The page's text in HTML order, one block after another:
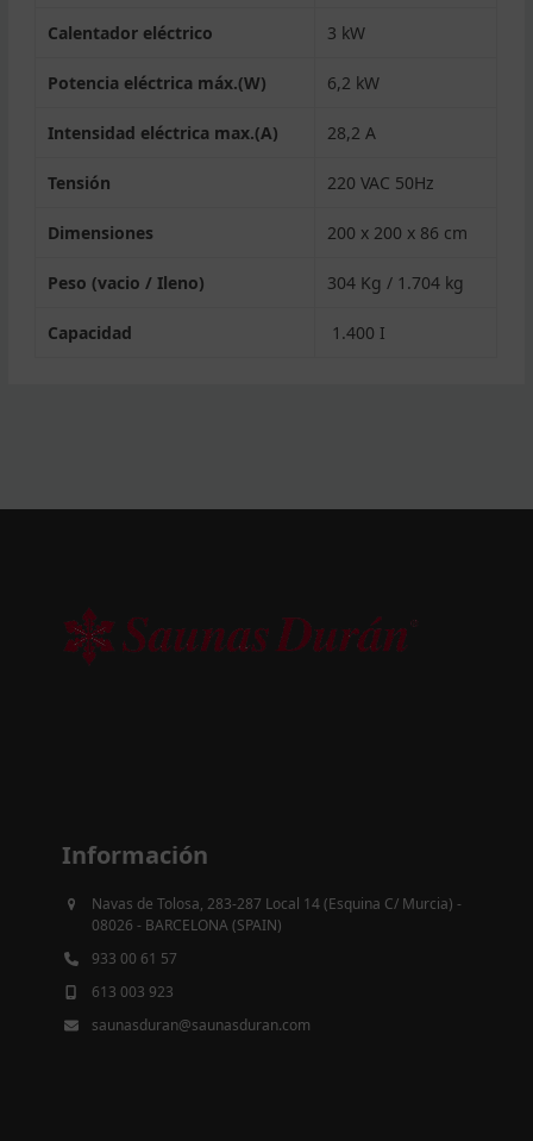
Calentador eléctrico 3 kW
Potencia eléctrica máx.(W) 6,2 kW
Intensidad eléctrica max.(A) 28,2 A
Tensión 220 VAC 50Hz
Dimensiones 200 x 200 x 86 cm
Peso (vacio / Ileno) 304 Kg / 1.704 kg
Capacidad 1.400 I
Información
Navas de Tolosa, 283-287 Local 14 (Esquina C/ Murcia) -
08026 - BARCELONA (SPAIN)
933 00 61 57
613 003 923
saunasduran@saunasduran.com